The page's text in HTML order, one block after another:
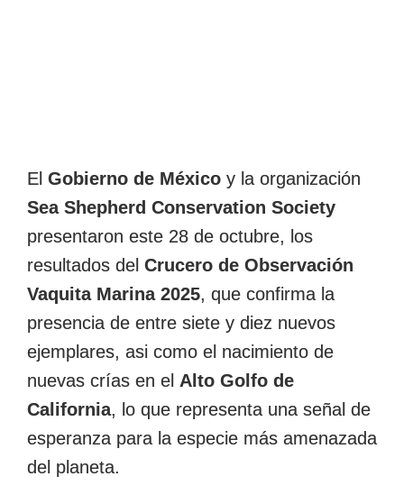
El Gobierno de México y la organización
Sea Shepherd Conservation Society
presentaron este 28 de octubre, los
resultados del Crucero de Observación
Vaquita Marina 2025, que confirma la
presencia de entre siete y diez nuevos
ejemplares, asi como el nacimiento de
nuevas crías en el Alto Golfo de
California, lo que representa una señal de
esperanza para la especie más amenazada
del planeta.